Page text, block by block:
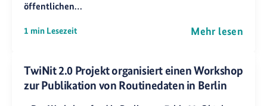
öffentlichen…
1 min Lesezeit Mehr lesen
TwiNit 2.0 Projekt organisiert einen Workshop
zur Publikation von Routinedaten in Berlin